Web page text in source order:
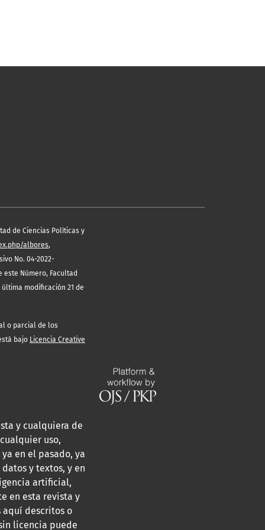
de Ciencias Políticas y
albores,
No. 04-2022-
este Número, Facultad
última modificación 21 de
o parcial de los
bajo Licencia Creative
y cualquiera de
uso,
en el pasado, ya
y textos, y en
artificial,
en esta revista y
aquí descritos o
licencia puede